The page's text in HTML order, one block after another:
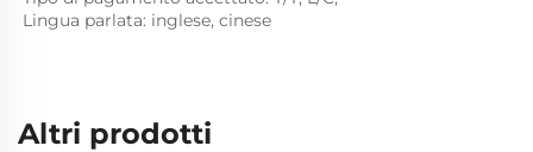
Lingua parlata: inglese, cinese
Altri prodotti